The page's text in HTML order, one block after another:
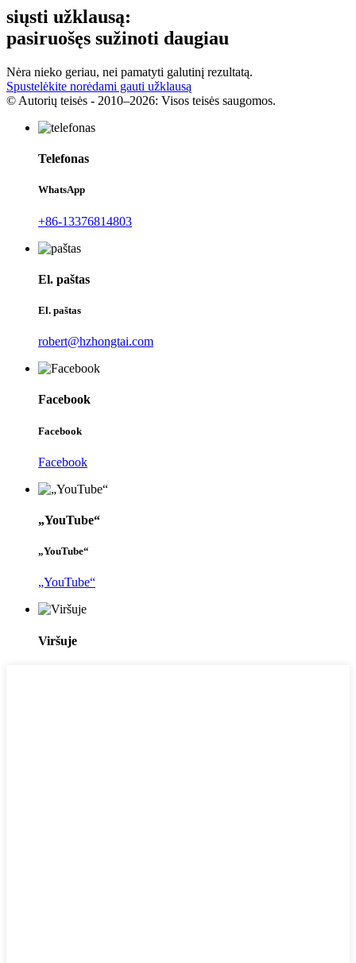
siųsti užklausą:
pasiruošęs sužinoti daugiau
Nėra nieko geriau, nei pamatyti galutinį rezultatą.
Spustelėkite norėdami gauti užklausą
© Autorių teisės - 2010–2026: Visos teisės saugomos.
Telefonas
WhatsApp
+86-13376814803
El. paštas
El. paštas
robert@hzhongtai.com
Facebook
Facebook
Facebook
„YouTube“
„YouTube“
„YouTube“
Viršuje